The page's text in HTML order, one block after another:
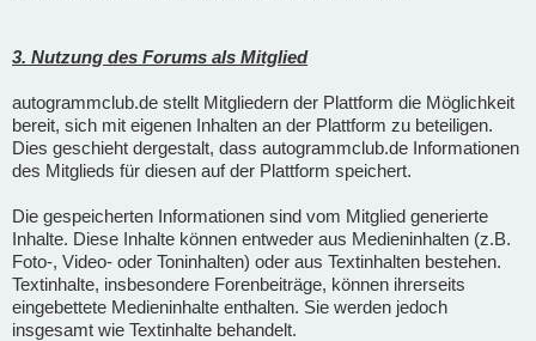
3. Nutzung des Forums als Mitglied
autogrammclub.de stellt Mitgliedern der Plattform die Möglichkeit
bereit, sich mit eigenen Inhalten an der Plattform zu beteiligen.
Dies geschieht dergestalt, dass autogrammclub.de Informationen
des Mitglieds für diesen auf der Plattform speichert.
Die gespeicherten Informationen sind vom Mitglied generierte
Inhalte. Diese Inhalte können entweder aus Medieninhalten (z.B.
Foto-, Video- oder Toninhalten) oder aus Textinhalten bestehen.
Textinhalte, insbesondere Forenbeiträge, können ihrerseits
eingebettete Medieninhalte enthalten. Sie werden jedoch
insgesamt wie Textinhalte behandelt.